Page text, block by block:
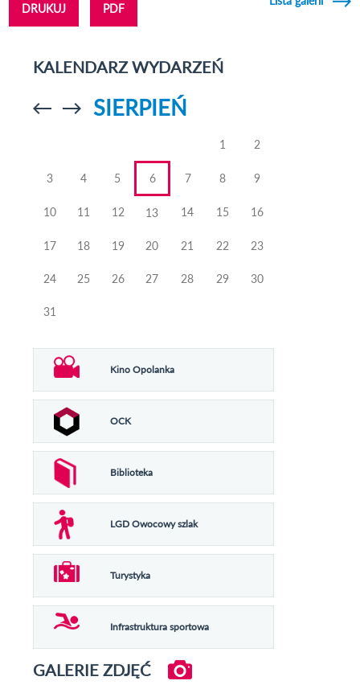
DRUKUJ PDF
KALENDARZ WYDARZEŃ
Przejdź doPrzejdź do
SIERPIEŃ
1 2
3 4 5 6 7 8 9
10 11 12 13 14 15 16
17 18 19 20 21 22 23
24 25 26 27 28 29 30
31
Kino Opolanka
OCK
Biblioteka
LGD Owocowy szlak
Turystyka
Infrastruktura sportowa
GALERIE ZDJĘĆ